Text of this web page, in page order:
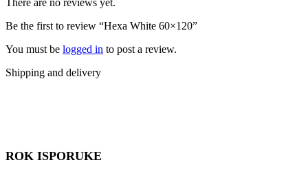
Be the first to review “Hexa White 60×120”
You must be logged in to post a review.
Shipping and delivery
ROK ISPORUKE